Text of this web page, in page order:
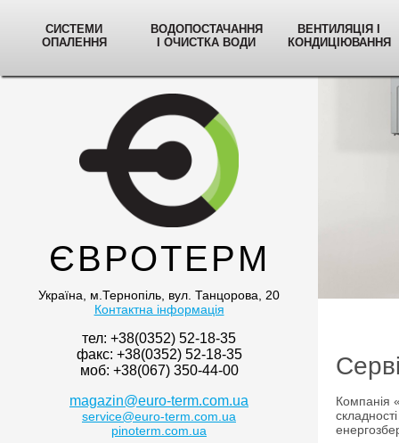
СИСТЕМИ
ОПАЛЕННЯ
ВОДОПОСТАЧАННЯ
І ОЧИСТКА ВОДИ
ВЕНТИЛЯЦІЯ І
КОНДИЦІЮВАННЯ
ЄВРОТЕРМ
Україна, м.Тернопіль, вул. Танцорова, 20
Контактна інформація
тел: +38(0352) 52-18-35
факс: +38(0352) 52-18-35
моб: +38(067) 350-44-00
magazin@euro-term.com.ua
service@euro-term.com.ua
pinoterm.com.ua
Компанія